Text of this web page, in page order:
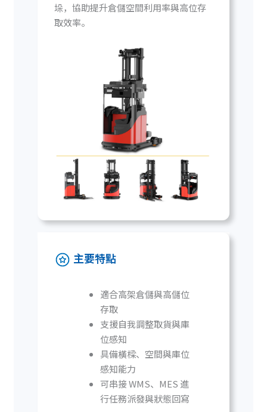
垛，協助提升倉儲空間利用率與高位存
取效率。
主要特點
適合高架倉儲與高儲位
存取
支援自我調整取貨與庫
位感知
具備橫樑、空間與庫位
感知能力
可串接 WMS、MES 進
行任務派發與狀態回寫